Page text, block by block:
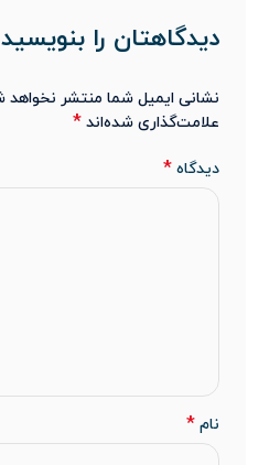
دیدگاهتان را بنویسید
نشانی ایمیل شما منتشر نخواهد
علامت‌گذاری شده‌اند *
دیدگاه *
نام *